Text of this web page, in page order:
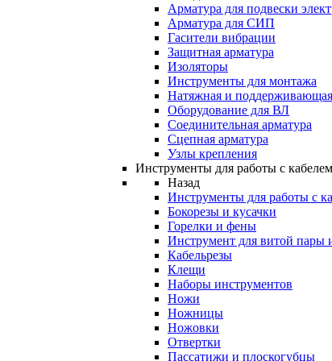
Арматура для подвески
Арматура для СИП
Гасители вибрации
Защитная арматура
Изоляторы
Инструменты для монтажа
Натяжная и поддерживающая
Оборудование для ВЛ
Соединительная арматура
Сцепная арматура
Узлы крепления
Инструменты для работы с кабелем
Назад
Инструменты для работы с
Бокорезы и кусачки
Горелки и фены
Инструмент для витой пары
Кабельрезы
Клещи
Наборы инструментов
Ножи
Ножницы
Ножовки
Отвертки
Пассатижи и плоскогубцы